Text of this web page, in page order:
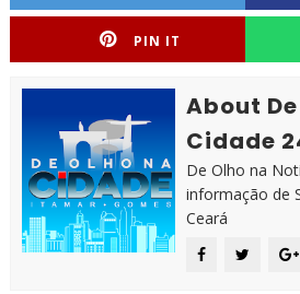
PIN IT
About
Cidade
De Olho na
informação de
Ceará